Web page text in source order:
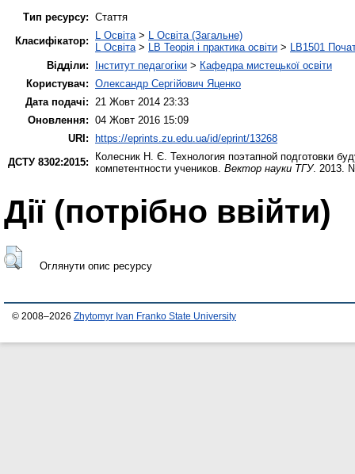
Тип ресурсу: Стаття
Класифікатор:
L Освіта > L Освіта (Загальне)
L Освіта > LB Теорія і практика освіти > LB1501
Відділи:
Інститут педагогіки > Кафедра мистецької освіти
Користувач: Олександр Сергійович Яценко
Дата подачі:
21 Жовт 2014 23:33
Оновлення: 04 Жовт 2016 15:09
URI: https://eprints.zu.edu.ua/id/eprint/13268
ДСТУ 8302:2015:
Колесник Н. Є. Технология поэтапной подготовки
компетентности учеников. Вектор науки ТГУ. 2013.
Дії ​​(потрібно ввійти)
Оглянути опис ресурсу
© 2008–2026 Zhytomyr Ivan Franko State University